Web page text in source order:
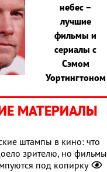
небес –
лучшие
фильмы и
сериалы с
Сэмом
Уортингтоном
МАТЕРИАЛЫ
штампы в кино: что
зрителю, но фильмы
под копирку